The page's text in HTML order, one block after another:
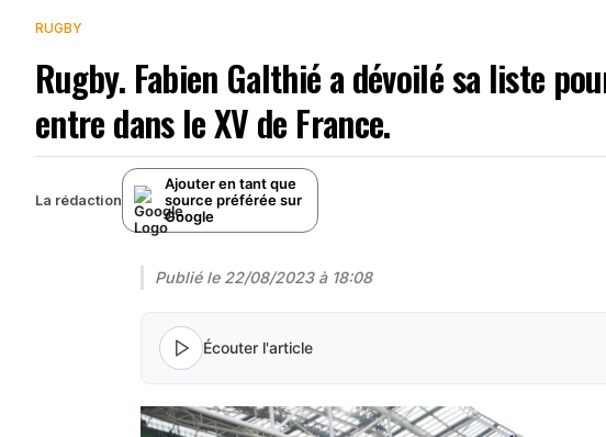
RUGBY
Rugby. Fabien Galthié a dévoilé sa liste
entre dans le XV de France.
La rédaction
Ajouter en tant que
source préférée sur
Google
Publié le 22/08/2023 à 18:08
Écouter l'article